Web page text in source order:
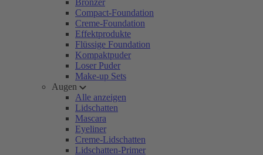
Bronzer
Compact-Foundation
Creme-Foundation
Effektprodukte
Flüssige Foundation
Kompaktpuder
Loser Puder
Make-up Sets
Augen
Alle anzeigen
Lidschatten
Mascara
Eyeliner
Creme-Lidschatten
Lidschatten-Primer